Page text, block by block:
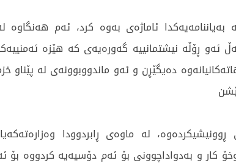
بەیاننامەیەکدا ئاماژەی بەوە کرد، ئەم هەنگاوە
ئەو ڕۆڵە نیشتمانییە گەورەیەی کە هێزە
دەیگێڕن و ئەو ماندووبوونەی لە پێناو
لە ماوەی ڕابردوودا
کار و بەدواداچوونی بۆ ئەم دۆسیەیە کردووە بۆ